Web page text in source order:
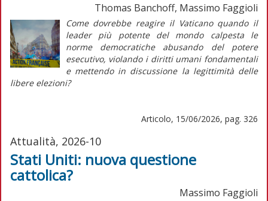
Thomas Banchoff, Massimo Faggioli
Come dovrebbe reagire il Vaticano quando il
leader più potente del mondo calpesta le
norme democratiche abusando del potere
esecutivo, violando i diritti umani fondamentali
e mettendo in discussione la legittimità delle
libere elezioni?
Articolo, 15/06/2026, pag. 326
Attualità, 2026-10
Stati Uniti: nuova questione
cattolica?
Massimo Faggioli